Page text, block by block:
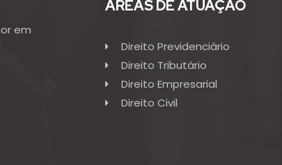
em
ÁREAS DE ATUAÇÃO
Direito Previdenciário
Direito Tributário
Direito Empresarial
Direito Civil